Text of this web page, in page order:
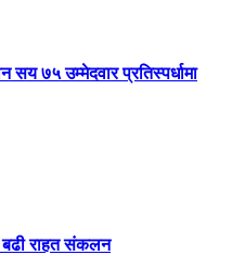
सय ७५ उम्मेदवार प्रतिस्पर्धामा
बढी राहत संकलन